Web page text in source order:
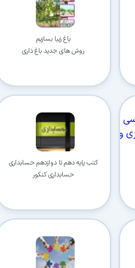
باغ زیبا بسازیم
روش های جدید باغ داری
کتب پایه دهم تا دوازدهم حسابداری
حسابداری کنکور